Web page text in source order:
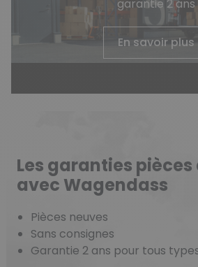
(6 avis)
garantie 2 ans
En savoir plus
Les garanties
avec Wagendass
Pièces neuves
Sans consignes
Garantie 2 ans pour tous